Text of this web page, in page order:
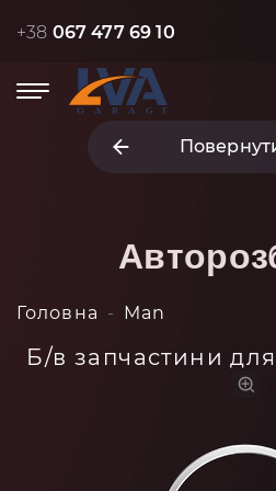
+38 067 477 69 10
Головна Man
Б/в запчастини для